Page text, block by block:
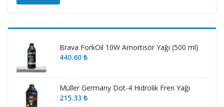
Brava ForkOil 10W Amortisör Yağı (500 ml)
440.60₺
Müller Germany Dot-4 Hidrolik Fren Yağı
215.33₺